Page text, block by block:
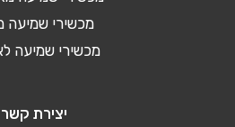
מכשירי שמיעה
מכשירי שמיעה
יצירת קשר